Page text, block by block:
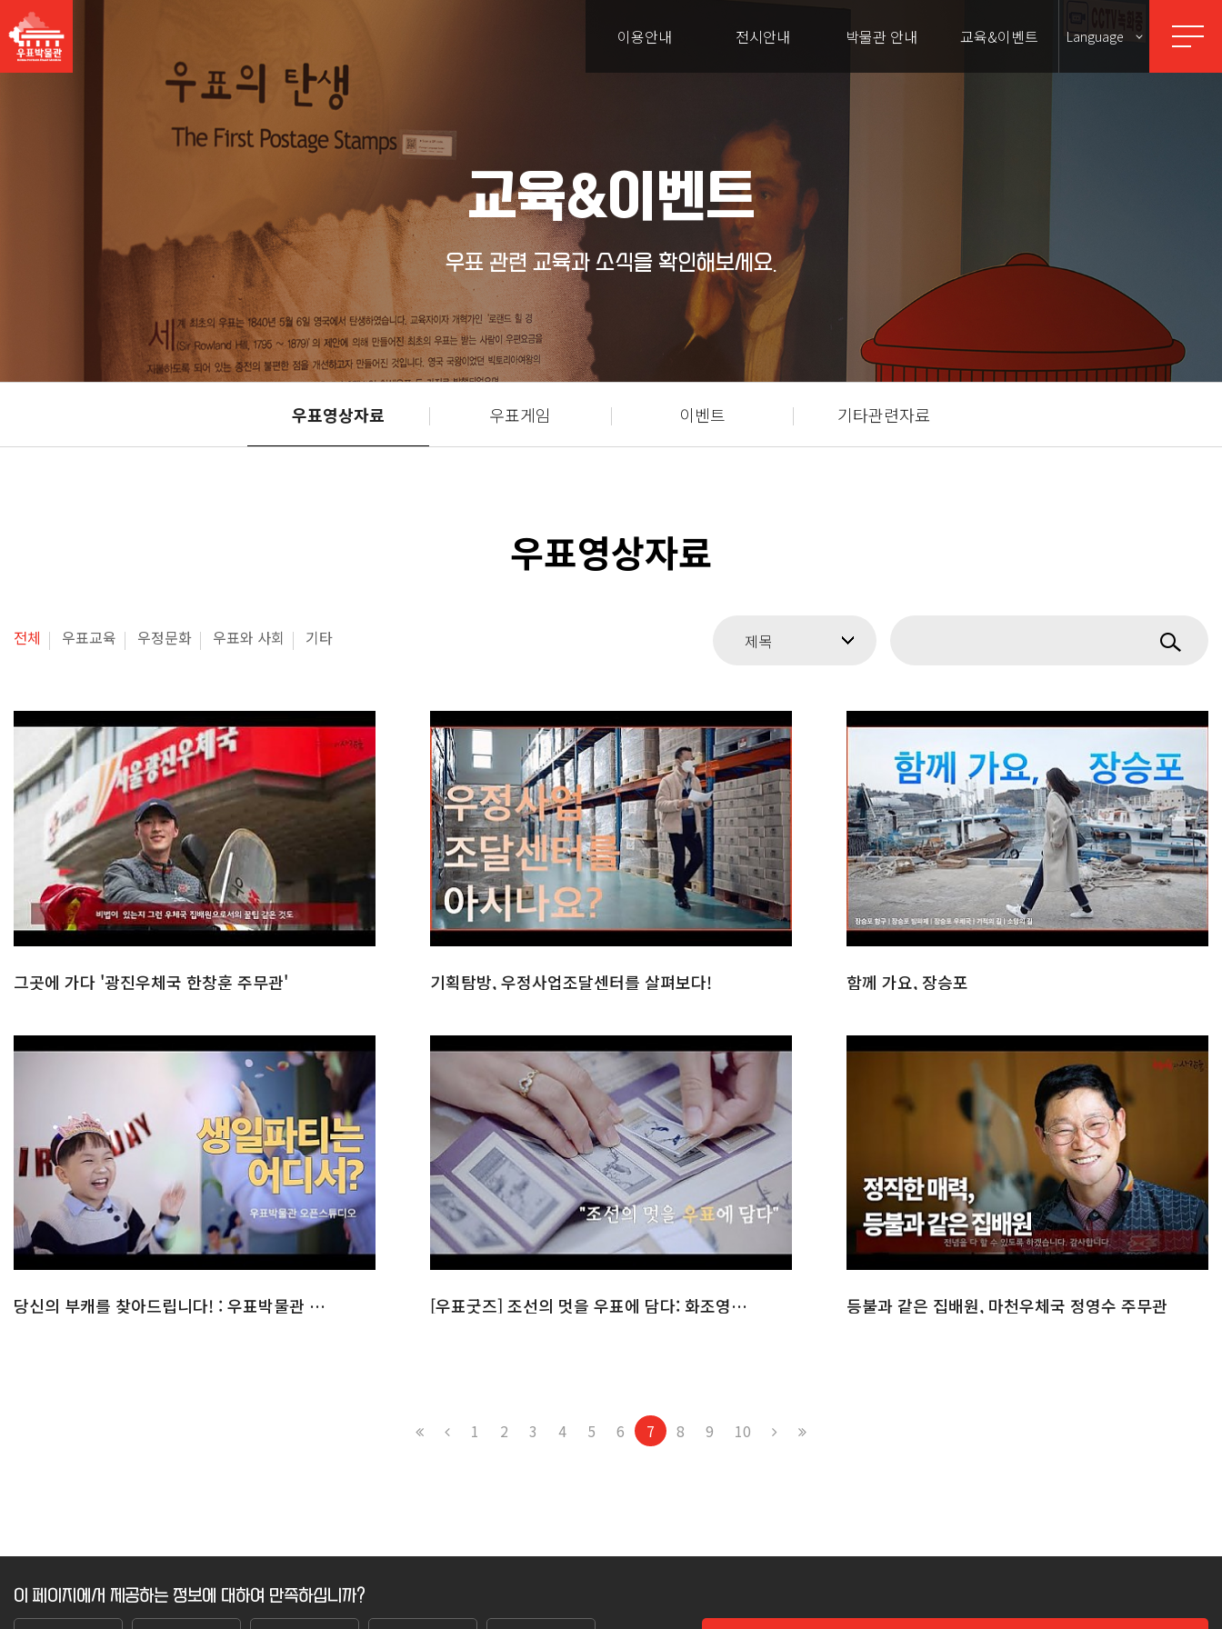
이용안내 전시안내 박물관 안내 교육&이벤트 Language
교육&이벤트
우표 관련 교육과 소식을 확인해보세요.
우표영상자료 우표게임 이벤트 기타관련자료
우표영상자료
전체 우표교육 우정문화 우표와 사회 기타
그곳에 가다 '광진우체국 한창훈 주무관' 기획탐방, 우정사업조달센터를 살펴보다! 함께 가요, 장승포
당신의 부캐를 찾아드립니다! : 우표박물관 오픈 스튜디오 [우표굿즈] 조선의 멋을 우표에 담다: 화조영모화 등불과 같은 집배원, 마천우체국 정영수 주무관
1 2 3 4 5 6 7 8 9 10
이 페이지에서 제공하는 정보에 대하여 만족하십니까?